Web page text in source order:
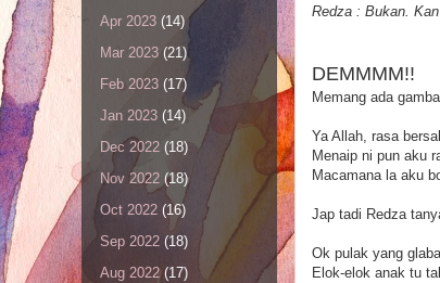
Redza : Bukan.
DEMMMM!!
Memang ada
Ya Allah, rasa
Menaip ni pun aku
Macamana la aku
Jap tadi Redza
Ok pulak yang
Elok-elok anak tu
Apr 2023 (14)
Mar 2023 (21)
Feb 2023 (17)
Jan 2023 (14)
Dec 2022 (18)
Nov 2022 (18)
Oct 2022 (16)
Sep 2022 (18)
Aug 2022 (17)